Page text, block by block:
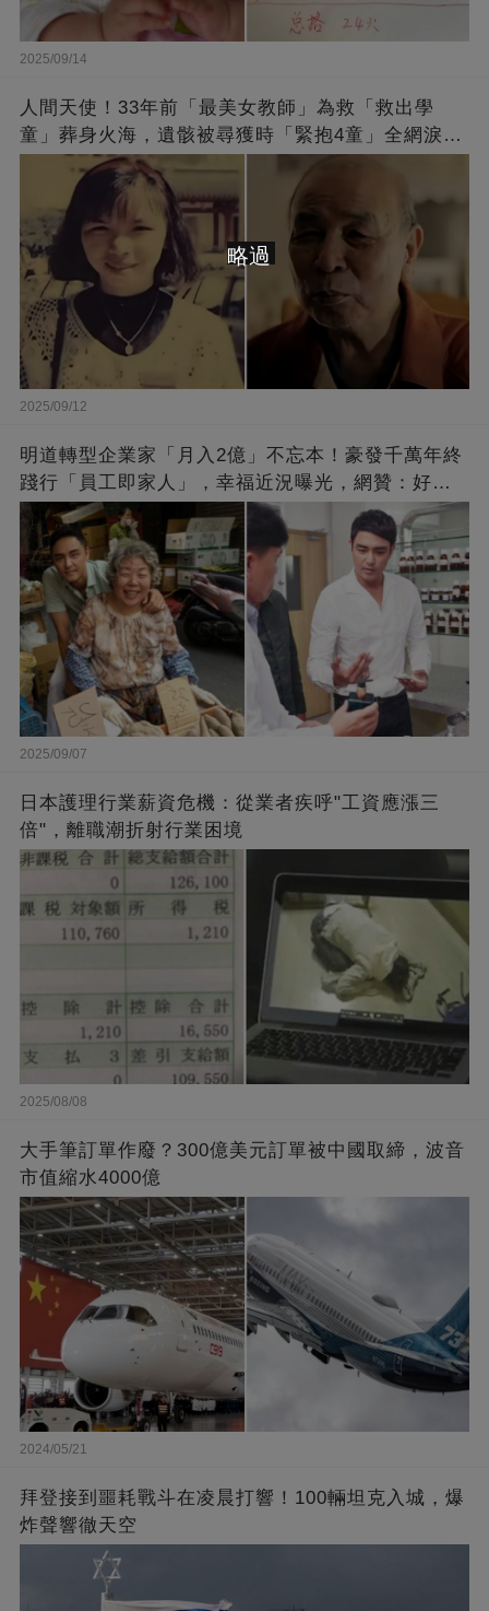
2025/09/14
人間天使！33年前「最美女教師」為救「救出學
童」葬身火海，遺骸被尋獲時「緊抱4童」全網淚
崩：真正的英雄不該被遺忘
2025/09/12
明道轉型企業家「月入2億」不忘本！豪發千萬年終
踐行「員工即家人」，幸福近況曝光，網贊：好老
闆的福報
2025/09/07
日本護理行業薪資危機：從業者疾呼"工資應漲三
倍"，離職潮折射行業困境
2025/08/08
大手筆訂單作廢？300億美元訂單被中國取締，波音
市值縮水4000億
2024/05/21
拜登接到噩耗戰斗在凌晨打響！100輛坦克入城，爆
炸聲響徹天空
略過